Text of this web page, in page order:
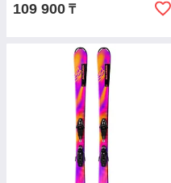
109 900 ₸